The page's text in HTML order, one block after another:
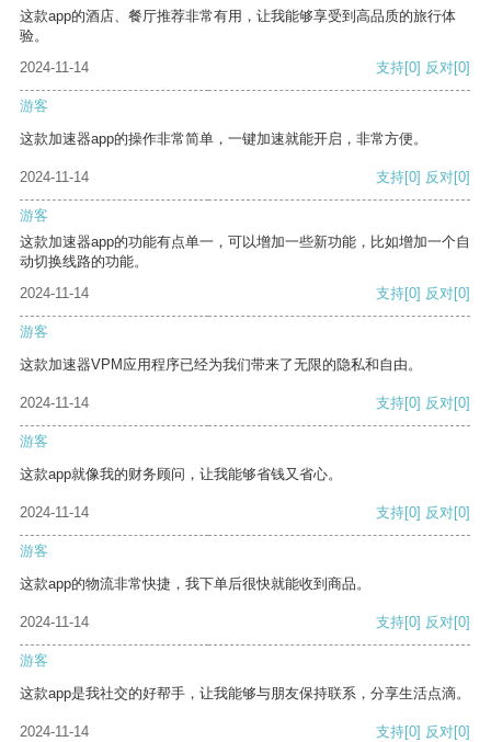
这款app的酒店、餐厅推荐非常有用，让我能够享受到高品质的旅行体
验。
2024-11-14
支持[0] 反对[0]
游客
这款加速器app的操作非常简单，一键加速就能开启，非常方便。
2024-11-14 支持[0] 反对[0]
游客
这款加速器app的功能有点单一，可以增加一些新功能，比如增加一个自
动切换线路的功能。
2024-11-14
支持[0] 反对[0]
游客
这款加速器VPM应用程序已经为我们带来了无限的隐私和自由。
2024-11-14 支持[0] 反对[0]
游客
这款app就像我的财务顾问，让我能够省钱又省心。
2024-11-14 支持[0] 反对[0]
游客
这款app的物流非常快捷，我下单后很快就能收到商品。
2024-11-14 支持[0] 反对[0]
游客
这款app是我社交的好帮手，让我能够与朋友保持联系，分享生活点滴。
2024-11-14 支持[0] 反对[0]